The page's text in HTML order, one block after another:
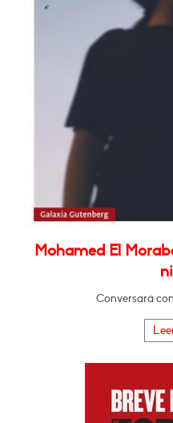
Mohamed El
Conversará